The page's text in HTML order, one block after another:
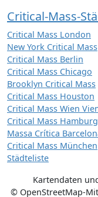
Critical-Mass-
Critical Mass London
New York Critical Mass
Critical Mass Berlin
Critical Mass Chicago
Brooklyn Critical Mass
Critical Mass Houston
Critical Mass Wien
Critical Mass Hamburg
Massa Crítica
Critical Mass München
Städteliste
Kartendaten
© OpenStreetMap-